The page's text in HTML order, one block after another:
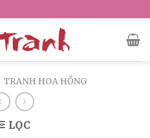
TRANH HOA HỒNG
LỌC